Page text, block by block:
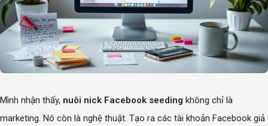
Mình nhận thấy, nuôi nick Facebook seeding không chỉ là
marketing. Nó còn là nghệ thuật. Tạo ra các tài khoản Facebook giả